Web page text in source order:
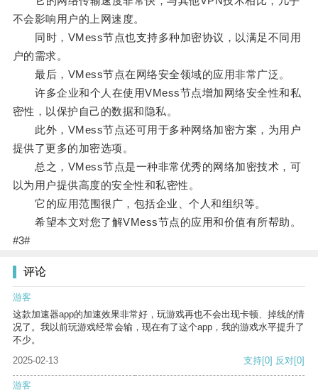
不会影响用户的上网速度。
同时，VMess节点也支持多种加密协议，以满足不同用
户的需求。
最后，VMess节点在网络安全领域的应用非常广泛。
许多企业和个人在使用VMess节点增加网络安全性和私
密性，以保护自己的数据和隐私。
此外，VMess节点还可用于多种网络加密方案，为用户
提供了更多的加密选项。
总之，VMess节点是一种非常优秀的网络加密技术，可
以为用户提供高度的安全性和私密性。
它的应用范围很广，包括企业、个人和组织等。
希望本文对您了解VMess节点的应用和价值有所帮助。
#3#
评论
游客
这款加速器app的加速效果非常好，玩游戏再也不会出现卡顿、掉线的情
况了。我以前玩游戏经常会输，现在有了这个app，我的游戏水平提升了
不少。
2025-02-13
支持[0] 反对[0]
游客